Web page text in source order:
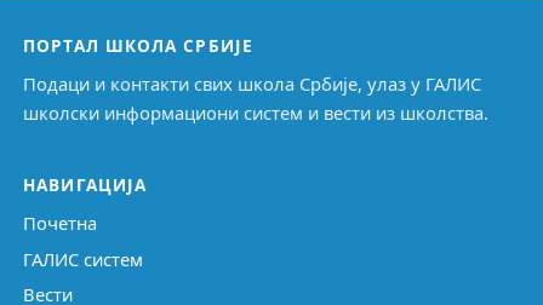
ПОРТАЛ ШКОЛА СРБИЈЕ
Подаци и контакти свих школа Србије, улаз у ГАЛИС
школски информациони систем и вести из школства.
НАВИГАЦИЈА
Почетна
ГАЛИС систем
Вести